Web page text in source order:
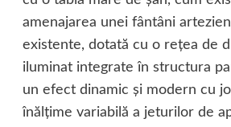
amenajarea unei fântâni
existente, dotată cu o reţea de
iluminat integrate în structura
un efect dinamic şi modern cu
înălţime variabilă a jeturilor de